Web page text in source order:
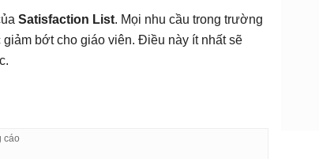
Satisfaction List. Mọi nhu cầu trong trường
bớt cho giáo viên. Điều này ít nhất sẽ